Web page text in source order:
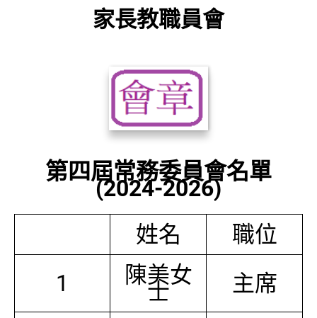
家長教職員會
第四屆常務委員會名單
(2024-2026)
姓名
職位
1
陳美女
士 主席